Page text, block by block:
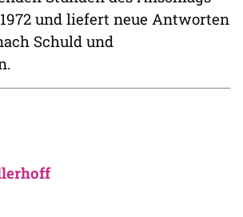
und liefert neue Antworten
Schuld und